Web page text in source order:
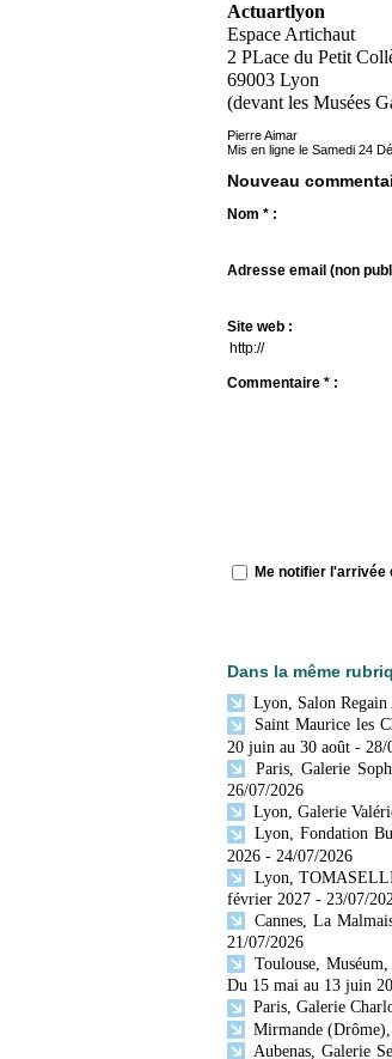
Actuartlyon
Espace Artichaut
2 PLace du Petit
69003 Lyon
(devant les Musées
Pierre Aimar
Mis en ligne le Samedi 24
Nouveau
Nom * :
Adresse email (non
Site web :
Commentaire * :
Me notifier l'arrivée
Dans la même
Lyon, Salon
Saint Maurice les
20 juin au 30 août - 28/
Paris, Galerie
26/07/2026
Lyon, Galerie
Lyon, Fondation
2026 - 24/07/2026
Lyon,
février 2027 - 23/07/
Cannes, La
21/07/2026
Toulouse,
Du 15 mai au 13 juin
Paris, Galerie
Mirmande
Aubenas, Galerie